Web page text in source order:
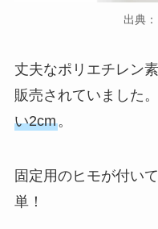
出典：
丈夫なポリエチレン
販売されていました。
い2cm。
固定用のヒモが付い
単！